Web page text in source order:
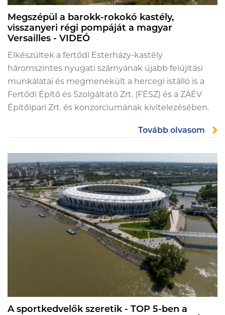
Megszépül a barokk-rokokó kastély,
visszanyeri régi pompáját a magyar
Versailles - VIDEÓ
Elkészültek a fertődi Esterházy-kastély
háromszintes nyugati szárnyának újabb felújítási
munkálatai és megmenekült a hercegi istálló is a
Fertődi Építő és Szolgáltató Zrt. (FÉSZ) és a ZÁÉV
Építőipari Zrt. és konzorciumának kivitelezésében.
Tovább olvasom
A sportkedvelők szeretik - TOP 5-ben a